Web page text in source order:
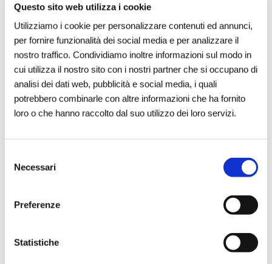
Questo sito web utilizza i cookie
Utilizziamo i cookie per personalizzare contenuti ed annunci,
per fornire funzionalità dei social media e per analizzare il
nostro traffico. Condividiamo inoltre informazioni sul modo in
cui utilizza il nostro sito con i nostri partner che si occupano di
analisi dei dati web, pubblicità e social media, i quali
potrebbero combinarle con altre informazioni che ha fornito
loro o che hanno raccolto dal suo utilizzo dei loro servizi.
delNecessari
Preferenze
Statistiche
cyberbullismo e il bodyshaming."
Questa seconda edizione del Premio -
che ha visto nella sua cerimonia la
conduzione diMarco Frittella, giornalista
e conduttore Rai 1 - ha confermato il
successo dello scorso anno con74
progetti valutati(+8% rispetto al 2023) e
una commissione di alto profilo
mondo dell’economia sociale. Oltre a